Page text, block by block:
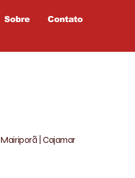
Sobre Contato
| Cajamar